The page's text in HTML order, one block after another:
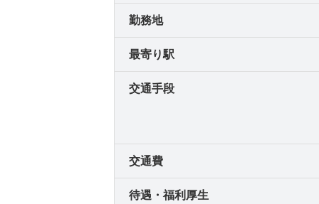
勤務地
最寄り駅
交通手段
交通費
待遇・福利厚生